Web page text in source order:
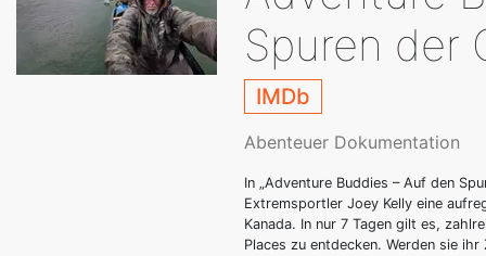
Spuren der
IMDb
Abenteuer Dokumentation
In „Adventure Buddies – Auf den
Extremsportler Joey Kelly eine
Kanada. In nur 7 Tagen gilt es,
Places zu entdecken. Werden sie